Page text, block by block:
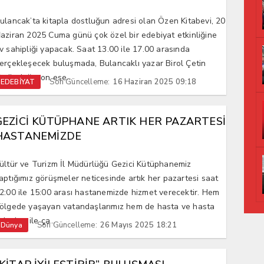
kitapla dostluğun adresi olan Özen Kitabevi, 20
2025 Cuma günü çok özel bir edebiyat etkinliğine
sahipliği yapacak. Saat 13.00 ile 17.00 arasında
buluşmada, Bulancaklı yazar Birol Çetin
son ese...
EDEBİYAT Son Güncelleme: 16 Haziran 2025 09:18
KÜTÜPHANE ARTIK HER PAZARTESİ
ve Turizm İl Müdürlüğü Gezici Kütüphanemiz
görüşmeler neticesinde artık her pazartesi saat
ile 15:00 arası hastanemizde hizmet verecektir. Hem
yaşayan vatandaşlarımız hem de hasta ve hasta
ile ça...
Dünya Son Güncelleme: 26 Mayıs 2025 18:21